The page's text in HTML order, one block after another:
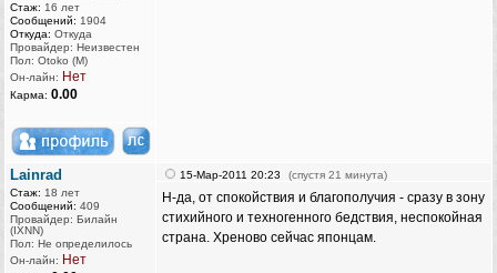
Стаж: 16 лет
Сообщений: 1904
Откуда: Откуда
Провайдер: Неизвестен
Пол: Otoko (M)
Он-лайн: Нет
Карма: 0.00
Lainrad
Стаж: 18 лет
Сообщений: 409
Провайдер: Билайн
(IXNN)
Пол: Не определилось
Он-лайн: Нет
15-Мар-2011 20:23 (спустя 21 минута)
Н-да, от спокойствия и благополучия - сразу в зону
стихийного и техногенного бедствия, неспокойная
страна. Хреново сейчас японцам.